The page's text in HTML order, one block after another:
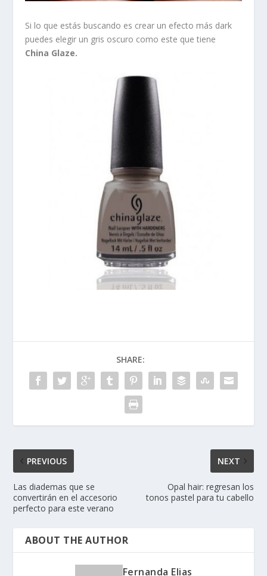
Si lo que estás buscando es crear un efecto más dark
puedes elegir un gris oscuro como este que tiene
China Glaze.
SHARE:
PREVIOUS
Las diademas que se
convertirán en el accesorio
perfecto para este verano
NEXT
Opal hair: regresan los
tonos pastel para tu cabello
ABOUT THE AUTHOR
Fernanda Elias